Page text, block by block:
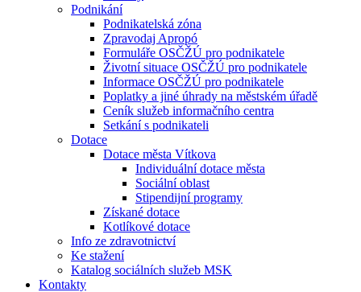
Podnikání
Podnikatelská zóna
Zpravodaj Apropó
Formuláře OSČŽÚ pro podnikatele
Životní situace OSČŽÚ pro podnikatele
Informace OSČŽÚ pro podnikatele
Poplatky a jiné úhrady na městském úřadě
Ceník služeb informačního centra
Setkání s podnikateli
Dotace
Dotace města Vítkova
Individuální dotace města
Sociální oblast
Stipendijní programy
Získané dotace
Kotlíkové dotace
Info ze zdravotnictví
Ke stažení
Katalog sociálních služeb MSK
Kontakty